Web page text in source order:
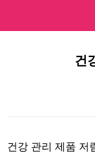
건
건강 관리 제품 저